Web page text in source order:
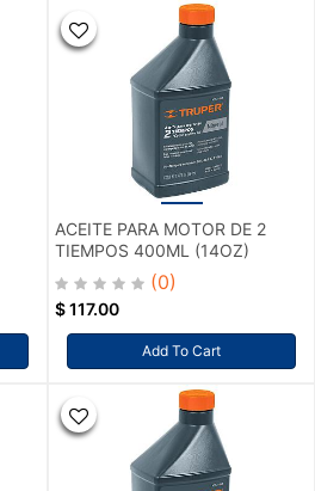
ACEITE PARA MOTOR DE 2
TIEMPOS 400ML (14OZ)
(0)
$117.00
Add To Cart